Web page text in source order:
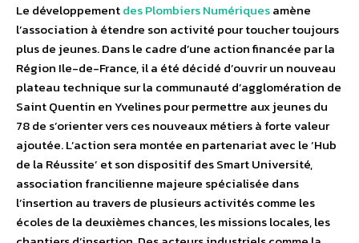
Le développementdes Plombiers Numériquesamène
l’association à étendre son activité pour toucher toujours
plus de jeunes. Dans le cadre d’une action financée par la
Région Ile-de-France, il a été décidé d’ouvrir un nouveau
plateau technique sur la communauté d’agglomération de
Saint Quentin en Yvelines pour permettre aux jeunes du
78 de s’orienter vers ces nouveaux métiers à forte valeur
ajoutée. L’action sera montée en partenariat avec le ‘Hub
de la Réussite’ et son dispositif des Smart Université,
association francilienne majeure spécialisée dans
l’insertion au travers de plusieurs activités comme les
écoles de la deuxièmes chances, les missions locales, les